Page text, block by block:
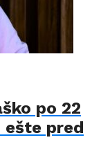
po 22
ešte pred